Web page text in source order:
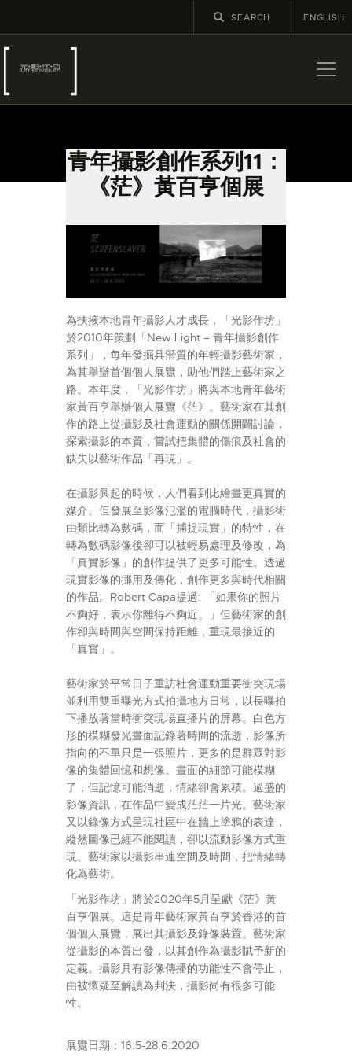
ENGLISH
青年攝影創作系列11：
《茫》黃百亨個展
最新消息
展覽
教育及外展
學校課程
出版
更多攝影資訊
為扶掖本地青年攝影人才成長，「光影作坊」
於2010年策劃「New Light – 青年攝影創作
系列」，每年發掘具潛質的年輕攝影藝術家，
為其舉辦首個個人展覽，助他們踏上藝術家之
路。本年度，「光影作坊」將與本地青年藝術
家黃百亨舉辦個人展覽《茫》。藝術家在其創
作的路上從攝影及社會運動的關係開闢討論，
探索攝影的本質，嘗試把集體的傷痕及社會的
缺失以藝術作品「再現」。
在攝影興起的時候，人們看到比繪畫更真實的
媒介。但發展至影像氾濫的電腦時代，攝影術
由類比轉為數碼，而「捕捉現實」的特性，在
轉為數碼影像後卻可以被輕易處理及修改，為
「真實影像」的創作提供了更多可能性。透過
現實影像的挪用及傳化，創作更多與時代相關
的作品。Robert Capa提過: 「如果你的照片
不夠好，表示你離得不夠近。」但藝術家的創
作卻與時間與空間保持距離，重現最接近的
「真實」。
藝術家於平常日子重訪社會運動重要衝突現場
並利用雙重曝光方式拍攝地方日常，以長曝拍
下播放著當時衝突現場直播片的屏幕。白色方
形的模糊發光畫面記錄著時間的流逝，影像所
指向的不單只是一張照片，更多的是群眾對影
像的集體回憶和想像。畫面的細節可能模糊
了，但記憶可能消逝，情緒卻會累積。過盛的
影像資訊，在作品中變成茫茫一片光。藝術家
又以錄像方式呈現社區中在牆上塗鴉的表達，
縱然圖像已經不能閱讀，卻以流動影像方式重
現。藝術家以攝影串連空間及時間，把情緒轉
化為藝術。
「光影作坊」將於2020年5月呈獻《茫》黃
百亨個展。這是青年藝術家黃百亨於香港的首
個個人展覽，展出其攝影及錄像裝置。藝術家
從攝影的本質出發，以其創作為攝影賦予新的
定義。攝影具有影像傳播的功能性不會停止，
由被懷疑至解讀為判決，攝影尚有很多可能
性。
展覽日期：16.5-28.6.2020